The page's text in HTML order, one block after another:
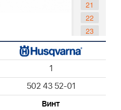
21
22
23
24
28
1
502 43 52-01
Винт